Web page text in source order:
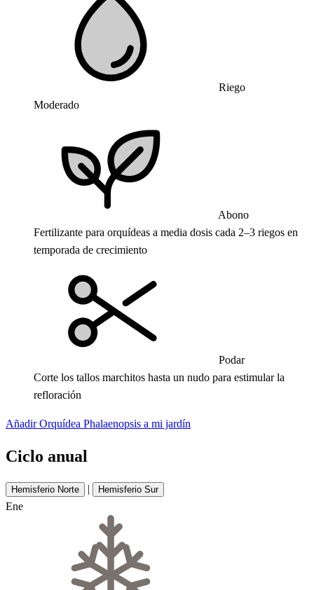
Riego
Moderado
Abono
Fertilizante para orquídeas a media dosis cada 2–3 riegos en
temporada de crecimiento
Podar
Corte los tallos marchitos hasta un nudo para estimular la
refloración
Añadir Orquídea Phalaenopsis a mi jardín
Ciclo anual
Hemisferio Norte | Hemisferio Sur
Ene